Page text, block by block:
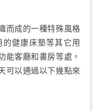
而成的一種特殊風格
健康床墊等其它用
能客廳和書房等處。
可以通過以下幾點來